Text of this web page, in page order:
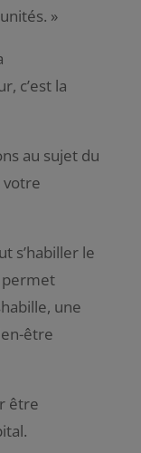
»
c’est la
au sujet du
votre
s’habiller le
permet
une
être
être